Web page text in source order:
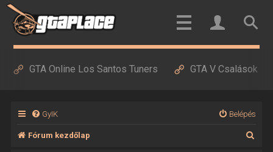
GTA Online Los Santos Tuners GTA V Csalások
GyIK Belépés
Fórum kezdőlap